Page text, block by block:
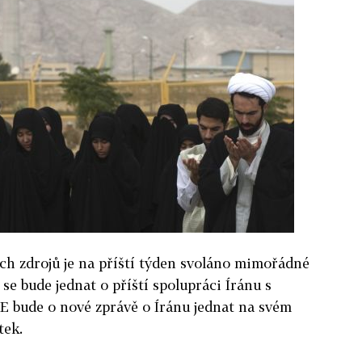
zdrojů je na příští týden svoláno mimořádné
bude jednat o příští spolupráci Íránu s
bude o nové zprávě o Íránu jednat na svém